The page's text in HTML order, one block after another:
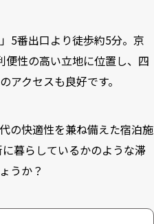
5番出口より徒歩約5分。京
性の高い立地に位置し、四
アクセスも良好です。
の快適性を兼ね備えた宿泊施
暮らしているかのような滞
うか？